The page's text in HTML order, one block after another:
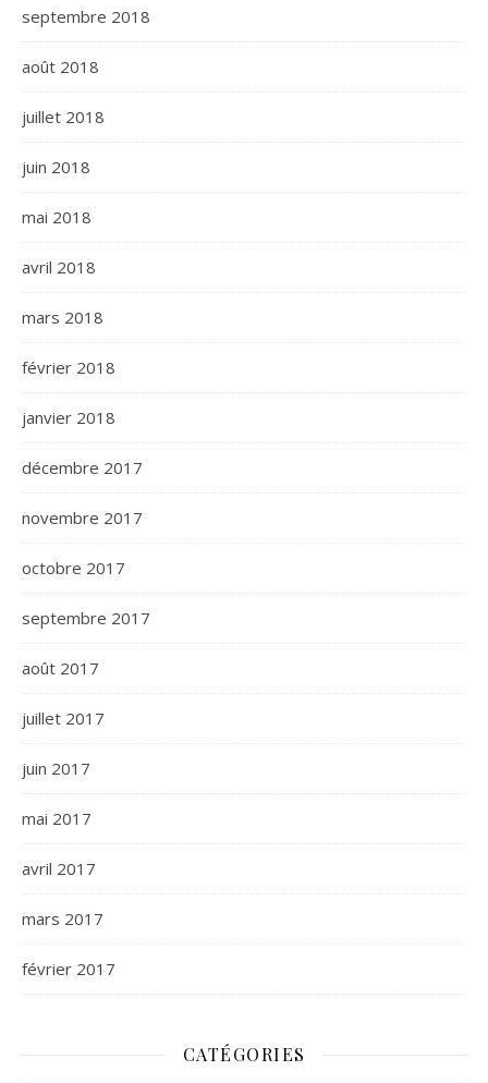
septembre 2018
août 2018
juillet 2018
juin 2018
mai 2018
avril 2018
mars 2018
février 2018
janvier 2018
décembre 2017
novembre 2017
octobre 2017
septembre 2017
août 2017
juillet 2017
juin 2017
mai 2017
avril 2017
mars 2017
février 2017
CATÉGORIES